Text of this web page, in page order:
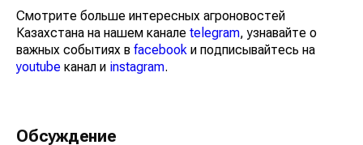
Смотрите больше интересных агроновостей
Казахстана на нашем канале telegram, узнавайте о
важных событиях в facebook и подписывайтесь на
youtube канал и instagram.
Обсуждение